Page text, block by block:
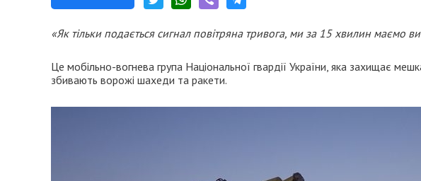
«Як тільки подається сигнал повітряна тривога, ми за 15 хвилин маємо
Це мобільно-вогнева група Національної гвардії України, яка захищає
збивають ворожі шахеди та ракети.